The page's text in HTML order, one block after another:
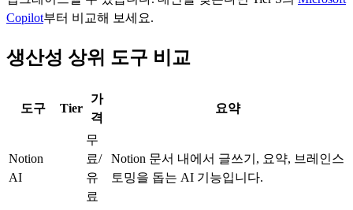
Copilot부터 비교해 보세요.
생산성 상위 도구 비교
도구 Tier
가
격
요약
Notion
AI
무
료/
유
료
Notion 문서 내에서 글쓰기, 요약, 브레인스
토밍을 돕는 AI 기능입니다.